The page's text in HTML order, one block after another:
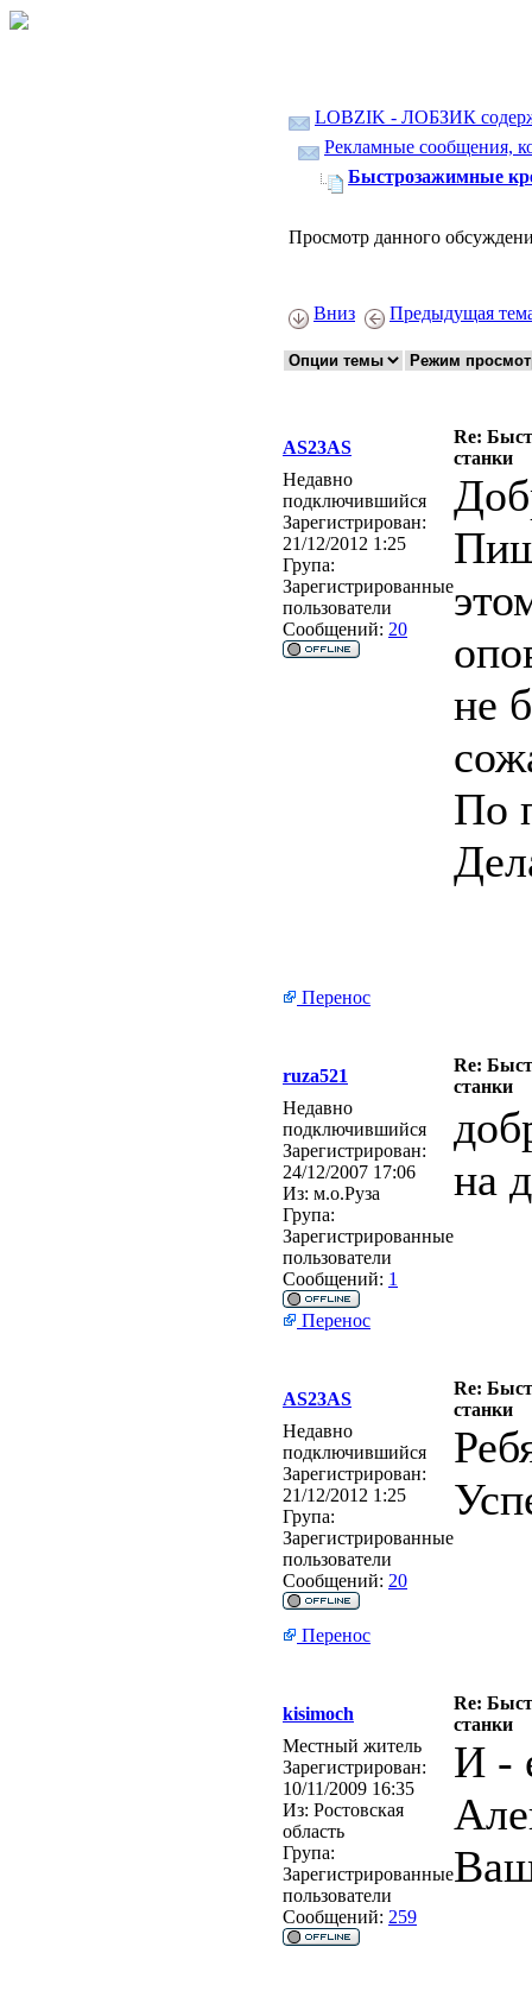
LOBZIK - ЛОБЗИК
Рекламные сообщения,
Быстрозажимные
Просмотр данного
Вниз Предыдущая
AS23AS
Re:
станки
Недавно
подключившийся
Зарегистрирован:
21/12/2012 1:25
Група:
Зарегистрированные
пользователи
Сообщений: 20
не
По
Перенос
ruza521
Re:
станки
Недавно
подключившийся
Зарегистрирован:
24/12/2007 17:06
Из: м.о.Руза
Група:
Зарегистрированные
пользователи
Сообщений: 1
на
Перенос
AS23AS
Re:
станки
Недавно
подключившийся
Зарегистрирован:
21/12/2012 1:25
Група:
Зарегистрированные
пользователи
Сообщений: 20
Перенос
kisimoch
Re:
станки
Местный житель
Зарегистрирован:
10/11/2009 16:35
Из: Ростовская
область
Група:
Зарегистрированные
пользователи
Сообщений: 259
И -